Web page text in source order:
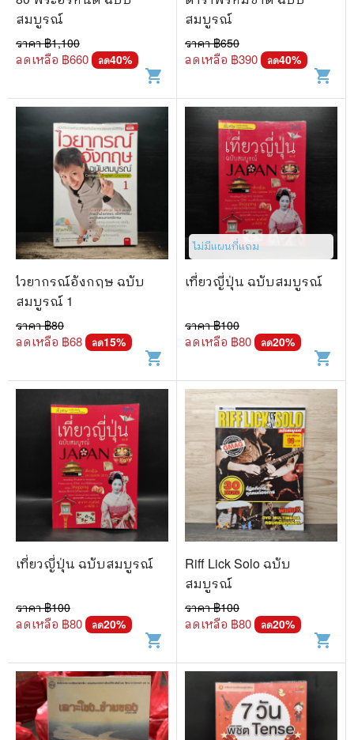
สมบูรณ์
ราคา ฿1,100
ลดเหลือ ฿660 ลด40%
shopping_cart
สมบูรณ์
ราคา ฿650
ลดเหลือ ฿390 ลด40%
shopping_cart
ไวยากรณ์อังกฤษ ฉบับ
สมบูรณ์ 1
ราคา ฿80
ลดเหลือ ฿68 ลด15%
shopping_cart
ไม่มีแผนที่แถม
เที่ยวญี่ปุ่น ฉบับสมบูรณ์
ราคา ฿100
ลดเหลือ ฿80 ลด20%
shopping_cart
เที่ยวญี่ปุ่น ฉบับสมบูรณ์
ราคา ฿100
ลดเหลือ ฿80 ลด20%
shopping_cart
Riff Lick Solo ฉบับ
สมบูรณ์
ราคา ฿100
ลดเหลือ ฿80 ลด20%
shopping_cart